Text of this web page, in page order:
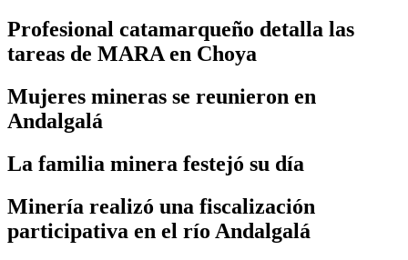
Profesional catamarqueño detalla las
tareas de MARA en Choya
Mujeres mineras se reunieron en
Andalgalá
La familia minera festejó su día
Minería realizó una fiscalización
participativa en el río Andalgalá